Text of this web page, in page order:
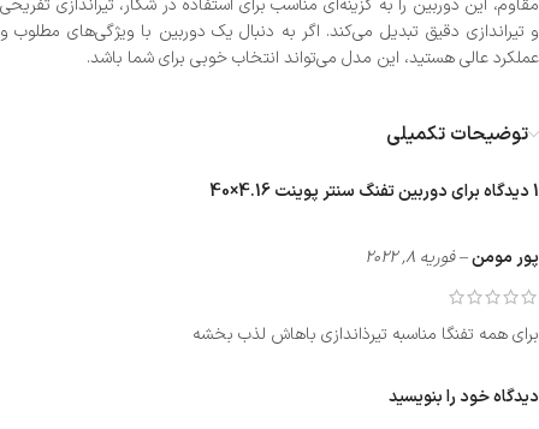
مقاوم، این دوربین را به گزینه‌ای مناسب برای استفاده در شکار، تیراندازی تفریحی
و تیراندازی دقیق تبدیل می‌کند. اگر به دنبال یک دوربین با ویژگی‌های مطلوب و
عملکرد عالی هستید، این مدل می‌تواند انتخاب خوبی برای شما باشد.
توضیحات تکمیلی
1 دیدگاه برای دوربین تفنگ سنتر پوینت 4.16×40
پور مومن–فوریه 8, 2022
برای همه تفنگا مناسبه تیرذاندازی باهاش لذب بخشه
دیدگاه خود را بنویسید